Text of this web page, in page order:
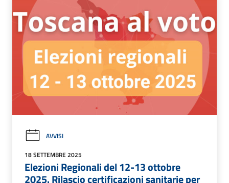
AVVISI
18 SETTEMBRE 2025
Elezioni Regionali del 12-13 ottobre
2025. Rilascio certificazioni sanitarie per